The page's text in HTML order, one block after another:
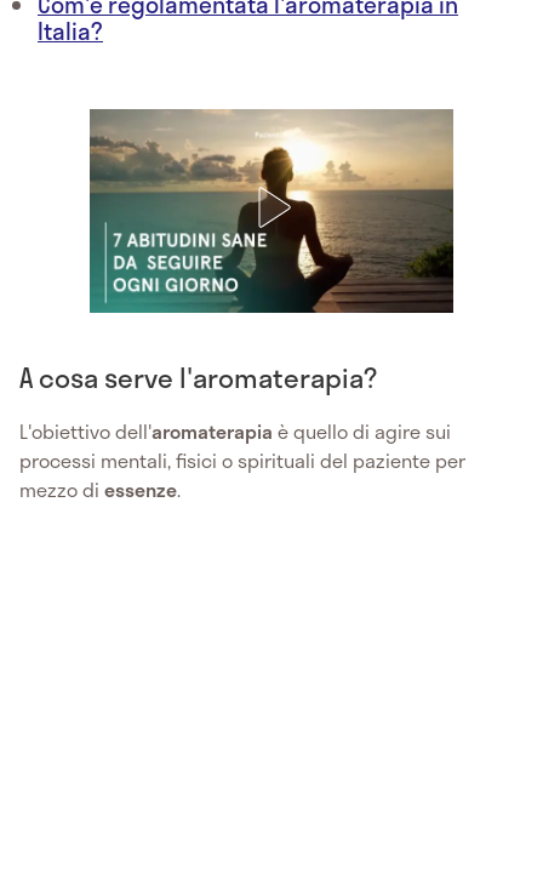
Italia?
A cosa serve l'aromaterapia?
L'obiettivo dell'aromaterapia è quello di agire sui
processi mentali, fisici o spirituali del paziente per
mezzo di essenze.